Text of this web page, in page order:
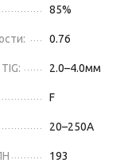
85%
0.76
2.0–4.0мм
F
20–250А
193